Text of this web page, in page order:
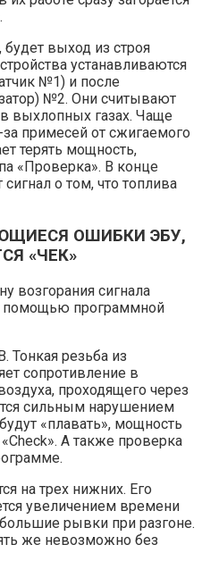
выход из строя
устанавливаются
№1) и после
№2. Они считывают
выхлопных газах. Чаще
примесей от сжигаемого
терять мощность,
«Проверка». В конце
о том, что топлива
ОШИБКИ ЭБУ,
«ЧЕК»
возгорания сигнала
помощью программной
Тонкая резьба из
сопротивление в
проходящего через
сильным нарушением
«плавать», мощность
А также проверка
на трех нижних. Его
увеличением времени
рывки при разгоне.
же невозможно без